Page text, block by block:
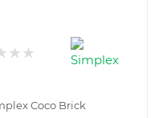
Coco Brick